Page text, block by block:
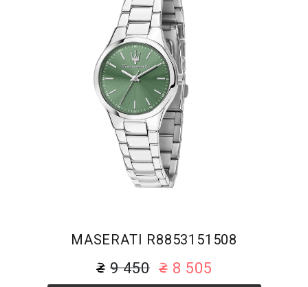
MASERATI R8853151508
9 450 8 505